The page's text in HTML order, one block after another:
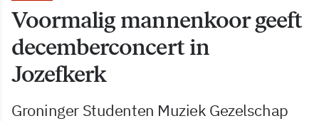
Voormalig mannenkoor geeft
decemberconcert in
Jozefkerk
Groninger Studenten Muziek Gezelschap